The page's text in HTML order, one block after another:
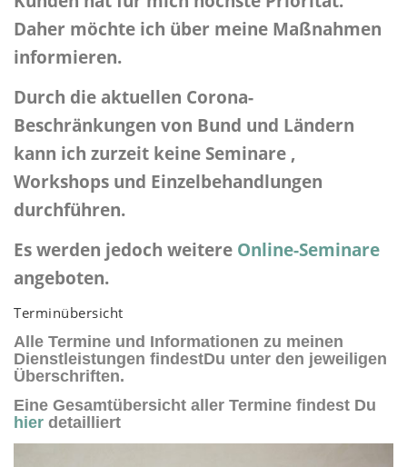
Daher möchte ich über meine Maßnahmen
informieren.
Durch die aktuellen Corona-
Beschränkungen von Bund und Ländern
kann ich zurzeit keine Seminare ,
Workshops und Einzelbehandlungen
durchführen.
Es werden jedoch weitere Online-Seminare
angeboten.
Terminübersicht
Alle Termine und Informationen zu meinen
Dienstleistungen findestDu unter den jeweiligen
Überschriften.
Eine Gesamtübersicht aller Termine findest Du
hier detailliert